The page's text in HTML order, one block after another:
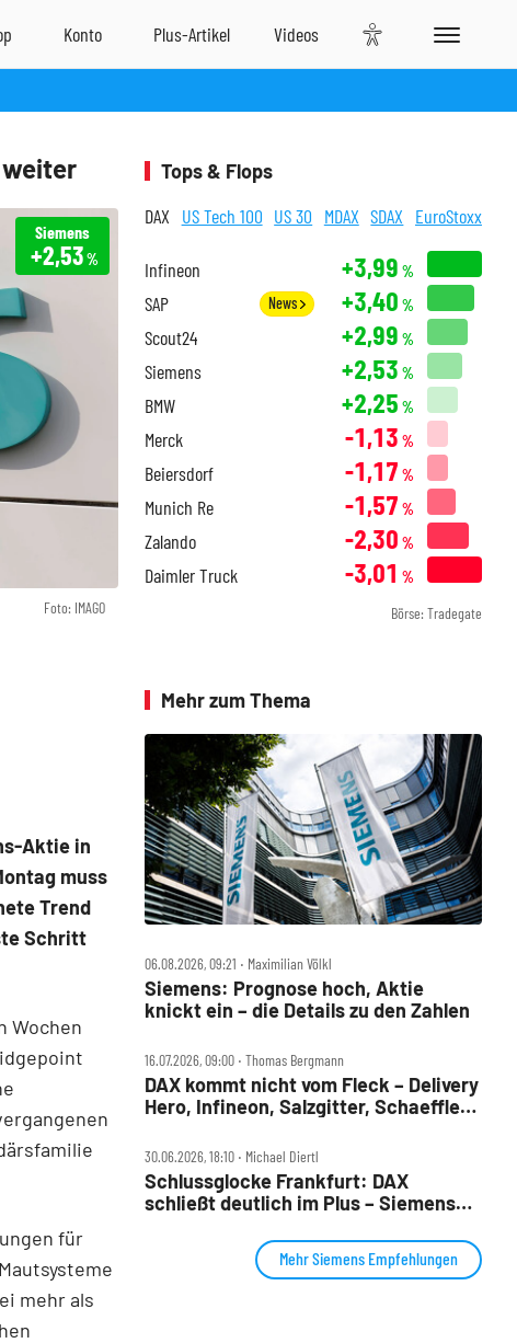
weiter
Foto: IMAGO
Siemens
+2,53%
Aktie in
muss
Trend
Schritt
Wochen
für
mehr als
Tops & Flops
DAX US Tech 100 US 30 MDAX SDAX EuroStoxx
Infineon +3,99 %
SAP News +3,40 %
Scout24 +2,99 %
Siemens +2,53 %
BMW +2,25 %
Merck -1,13 %
Beiersdorf -1,17 %
Munich Re -1,57 %
Zalando -2,30 %
Daimler Truck -3,01 %
Börse: Tradegate
Mehr zum Thema
06.08.2026, 09:21 ‧ Maximilian Völkl
Siemens: Prognose hoch, Aktie
knickt ein – die Details zu den Zahlen
16.07.2026, 09:00 ‧ Thomas Bergmann
DAX kommt nicht vom Fleck – Delivery
Hero, Infineon, Salzgitter, Schaeffler,
30.06.2026, 18:10 ‧ Michael Diertl
Schlussglocke Frankfurt: DAX
schließt deutlich im Plus – Siemens
Mehr Siemens Empfehlungen